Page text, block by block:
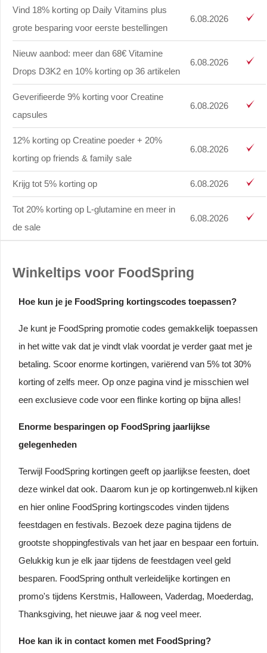
Vind 18% korting op Daily Vitamins plus
grote besparing voor eerste bestellingen
6.08.2026
Nieuw aanbod: meer dan 68€ Vitamine
Drops D3K2 en 10% korting op 36 artikelen
6.08.2026
Geverifieerde 9% korting voor Creatine
capsules
6.08.2026
12% korting op Creatine poeder + 20%
korting op friends & family sale
6.08.2026
Krijg tot 5% korting op 6.08.2026
Tot 20% korting op L-glutamine en meer in
de sale
6.08.2026
Winkeltips voor FoodSpring
Hoe kun je je FoodSpring kortingscodes toepassen?
Je kunt je FoodSpring promotie codes gemakkelijk toepassen
in het witte vak dat je vindt vlak voordat je verder gaat met je
betaling. Scoor enorme kortingen, variërend van 5% tot 30%
korting of zelfs meer. Op onze pagina vind je misschien wel
een exclusieve code voor een flinke korting op bijna alles!
Enorme besparingen op FoodSpring jaarlijkse
gelegenheden
Terwijl FoodSpring kortingen geeft op jaarlijkse feesten, doet
deze winkel dat ook. Daarom kun je op kortingenweb.nl kijken
en hier online FoodSpring kortingscodes vinden tijdens
feestdagen en festivals. Bezoek deze pagina tijdens de
grootste shoppingfestivals van het jaar en bespaar een fortuin.
Gelukkig kun je elk jaar tijdens de feestdagen veel geld
besparen. FoodSpring onthult verleidelijke kortingen en
promo's tijdens Kerstmis, Halloween, Vaderdag, Moederdag,
Thanksgiving, het nieuwe jaar & nog veel meer.
Hoe kan ik in contact komen met FoodSpring?